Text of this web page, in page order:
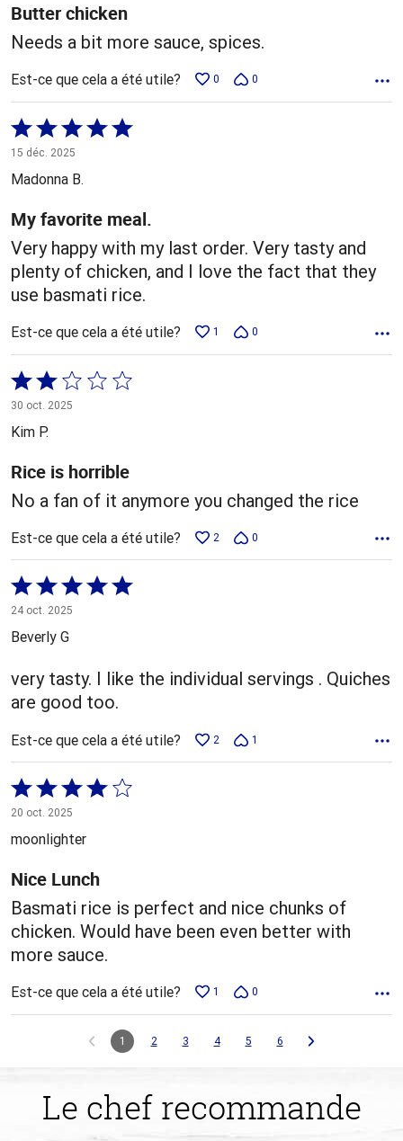
Butter chicken
Needs a bit more sauce, spices.
Est-ce que cela a été utile? 0 0
Coté
5 sur
5
15 déc. 2025
Madonna B.
My favorite meal.
Very happy with my last order. Very tasty and
plenty of chicken, and I love the fact that they
use basmati rice.
Est-ce que cela a été utile? 1 0
Coté
2 sur
5
30 oct. 2025
Kim P.
Rice is horrible
No a fan of it anymore you changed the rice
Est-ce que cela a été utile? 2 0
Coté
5 sur
5
24 oct. 2025
Beverly G
very tasty. I like the individual servings . Quiches
are good too.
Est-ce que cela a été utile? 2 1
Coté
4 sur
20 oct. 2025
moonlighter
Nice Lunch
Basmati rice is perfect and nice chunks of
chicken. Would have been even better with
more sauce.
Est-ce que cela a été utile? 1 0
1 2 3 4 5 6
Le chef recommande